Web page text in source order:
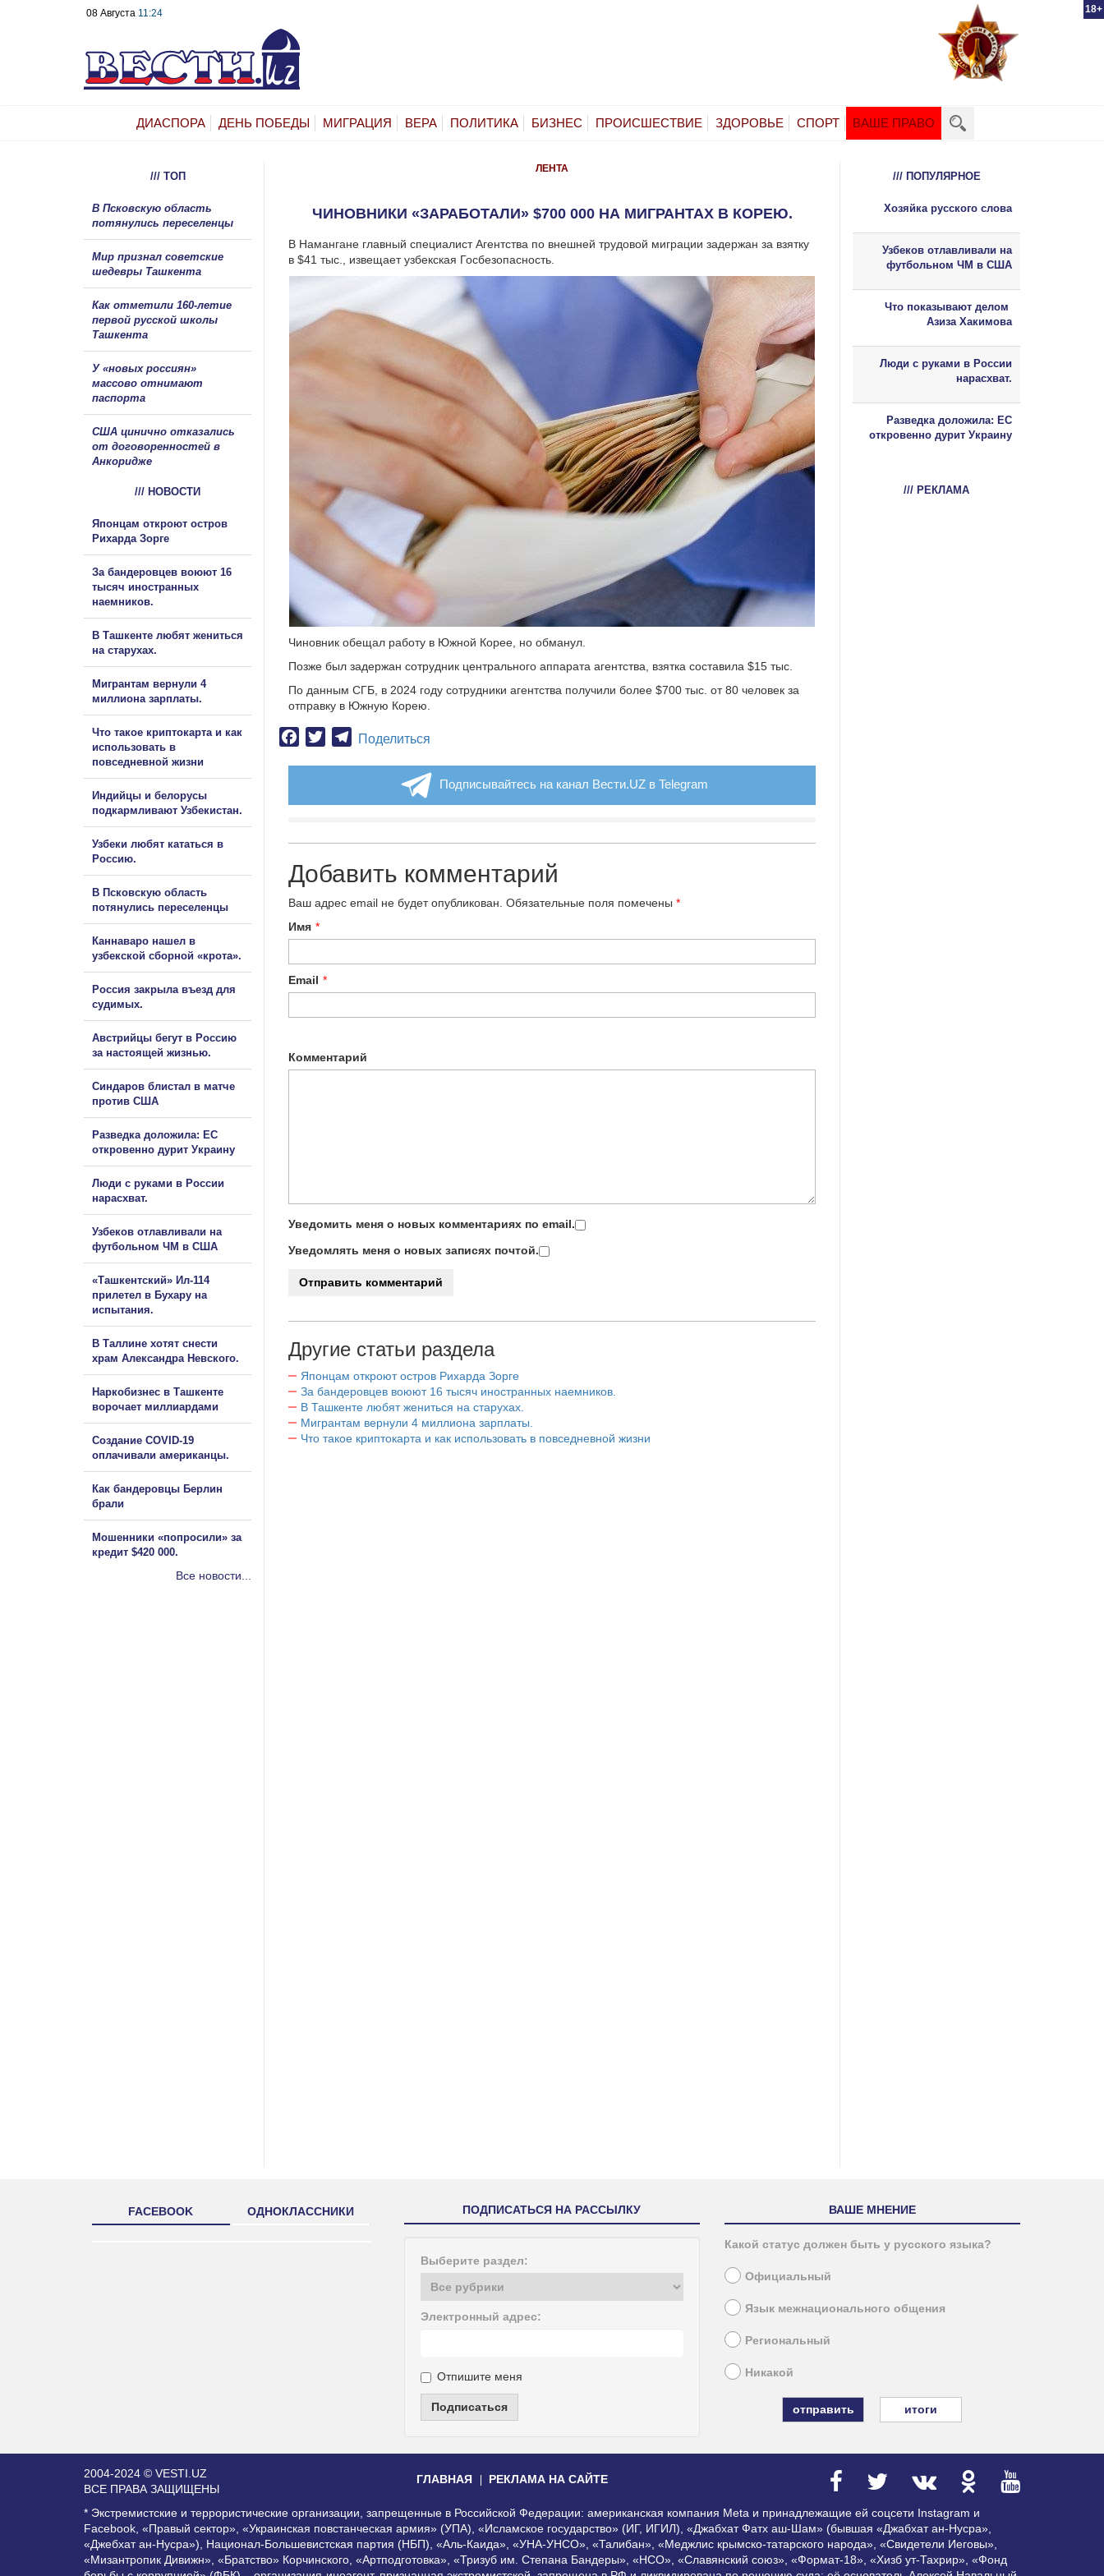
18+
08 Августа 11:24
ДИАСПОРА ДЕНЬ ПОБЕДЫ МИГРАЦИЯ ВЕРА ПОЛИТИКА БИЗНЕС ПРОИСШЕСТВИЕ ЗДОРОВЬЕ СПОРТ ВАШЕ ПРАВО
ЛЕНТА
ЧИНОВНИКИ «ЗАРАБОТАЛИ» $700 000 НА МИГРАНТАХ В КОРЕЮ.
В Намангане главный специалист Агентства по внешней трудовой миграции задержан за взятку
в $41 тыс., извещает узбекская Госбезопасность.
Чиновник обещал работу в Южной Корее, но обманул.
Позже был задержан сотрудник центрального аппарата агентства, взятка составила $15 тыс.
По данным СГБ, в 2024 году сотрудники агентства получили более $700 тыс. от 80 человек за
отправку в Южную Корею.
Facebook
TwitterTelegram
Поделиться
Подписывайтесь на канал Вести.UZ в Telegram
Добавить комментарий
Ваш адрес email не будет опубликован. Обязательные поля помечены *
Имя *
Email *
Комментарий
Уведомить меня о новых комментариях по email.
Уведомлять меня о новых записях почтой.
Другие статьи раздела
Японцам откроют остров Рихарда Зорге
За бандеровцев воюют 16 тысяч иностранных наемников.
В Ташкенте любят жениться на старухах.
Мигрантам вернули 4 миллиона зарплаты.
Что такое криптокарта и как использовать в повседневной жизни
/// ТОП
В Псковскую область
потянулись переселенцы
Мир признал советские
шедевры Ташкента
Как отметили 160-летие
первой русской школы
Ташкента
У «новых россиян»
массово отнимают
паспорта
США цинично отказались
от договоренностей в
Анкоридже
/// НОВОСТИ
Японцам откроют остров
Рихарда Зорге
За бандеровцев воюют 16
тысяч иностранных
наемников.
В Ташкенте любят жениться
на старухах.
Мигрантам вернули 4
миллиона зарплаты.
Что такое криптокарта и как
использовать в
повседневной жизни
Индийцы и белорусы
подкармливают Узбекистан.
Узбеки любят кататься в
Россию.
В Псковскую область
потянулись переселенцы
Каннаваро нашел в
узбекской сборной «крота».
Россия закрыла въезд для
судимых.
Австрийцы бегут в Россию
за настоящей жизнью.
Синдаров блистал в матче
против США
Разведка доложила: ЕС
откровенно дурит Украину
Люди с руками в России
нарасхват.
Узбеков отлавливали на
футбольном ЧМ в США
«Ташкентский» Ил-114
прилетел в Бухару на
испытания.
В Таллине хотят снести
храм Александра Невского.
Наркобизнес в Ташкенте
ворочает миллиардами
Создание COVID-19
оплачивали американцы.
Как бандеровцы Берлин
брали
Мошенники «попросили» за
кредит $420 000.
Все новости...
/// ПОПУЛЯРНОЕ
Хозяйка русского слова
Узбеков отлавливали на
футбольном ЧМ в США
Что показывают делом
Азиза Хакимова
Люди с руками в России
нарасхват.
Разведка доложила: ЕС
откровенно дурит Украину
/// РЕКЛАМА
FACEBOOK ОДНОКЛАССНИКИ ПОДПИСАТЬСЯ НА РАССЫЛКУ
Выберите раздел:
Электронный адрес:
Отпишите меня
Подписаться
ВАШЕ МНЕНИЕ
Какой статус должен быть у русского языка?
Официальный
Язык межнационального общения
Региональный
Никакой
итоги
2004-2024 © VESTI.UZ
ВСЕ ПРАВА ЗАЩИЩЕНЫ
ГЛАВНАЯ РЕКЛАМА НА САЙТЕ
* Экстремистские и террористические организации, запрещенные в Российской Федерации: американская компания Meta и принадлежащие ей соцсети Instagram и
Facebook, «Правый сектор», «Украинская повстанческая армия» (УПА), «Исламское государство» (ИГ, ИГИЛ), «Джабхат Фатх аш-Шам» (бывшая «Джабхат ан-Нусра»,
«Джебхат ан-Нусра»), Национал-Большевистская партия (НБП), «Аль-Каида», «УНА-УНСО», «Талибан», «Меджлис крымско-татарского народа», «Свидетели Иеговы»,
«Мизантропик Дивижн», «Братство» Корчинского, «Артподготовка», «Тризуб им. Степана Бандеры», «НСО», «Славянский союз», «Формат-18», «Хизб ут-Тахрир», «Фонд